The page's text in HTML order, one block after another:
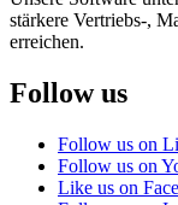
stärkere Vertriebs-,
erreichen.
Follow us
Follow us on
Follow us on
Like us on